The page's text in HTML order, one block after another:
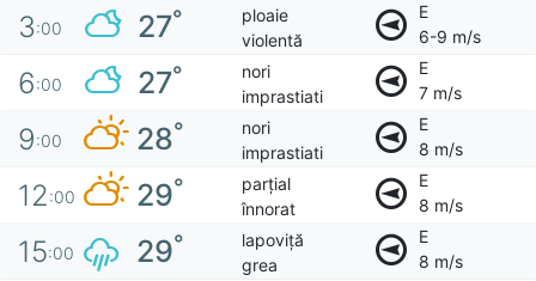
3:00 27°
ploaie
violentă
E
6-9 m/s
6:00 27°
nori
imprastiati
E
7 m/s
9:00 28°
nori
imprastiati
E
8 m/s
12:00 29°
parțial
înnorat
E
8 m/s
15:00 29°
lapoviță
grea
E
8 m/s